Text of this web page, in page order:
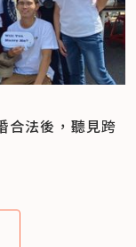
合法後，聽見跨